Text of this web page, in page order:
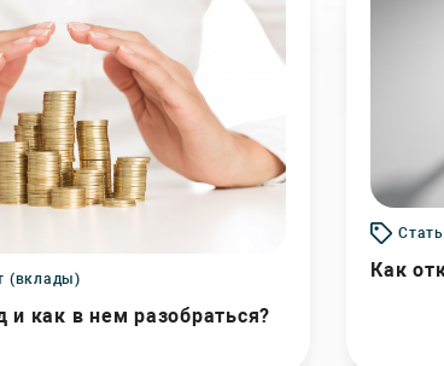
(вклады)
и как в нем разобраться?
Как